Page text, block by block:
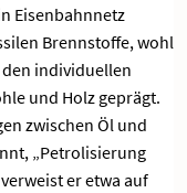
Eisenbahnnetz
Brennstoffe, wohl
individuellen
und Holz geprägt.
zwischen Öl und
„Petrolisierung
er etwa auf